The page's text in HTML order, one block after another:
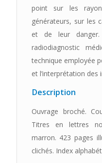
point sur les
générateurs, sur les
et de leur
radiodiagnostic
technique employée
et l’interprétation des
Description
Ouvrage broché.
Titres en lettres
marron. 423 pages
clichés. Index